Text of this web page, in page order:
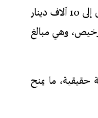
قسوة عن الأساليب السابقة. فالمواد 16 و22 و63 و86 تنص على غرامات باهظة تصل إلى 10 آلاف دينار
وهي مبالغ
حقيقية، ما يمنح